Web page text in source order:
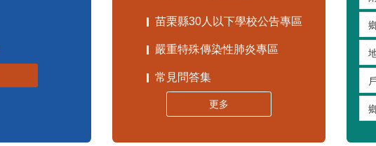
苗栗縣30人以下學校公告專區
嚴重特殊傳染性肺炎專區
常見問答集
更多